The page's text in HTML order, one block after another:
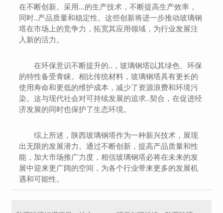
在不断创新。采用...的生产技术，不断提高生产效率，
同时..产品质量和稳定性。这些创新将进一步推动玻璃钢
塔在市场上的竞争力，拓宽其应用领域，为行业发展注
入新的活力。
在环保意识不断提升的..，玻璃钢塔以其绿色、环保
的特性备受青睐。相比传统材料，玻璃钢塔具有更长的
使用寿命和更低的维护成本，减少了资源浪费和环境污
染。这与现代社会对可持续发展的追求..契合，在促进经
济发展的同时也保护了生态环境。
综上所述，陕西玻璃钢塔作为一种新兴技术，展现
出无限的发展潜力。通过不断创新，提高产品质量和性
能，加大市场推广力度，相信玻璃钢塔必将在未来的发
展中迎来更广阔的空间，为各个行业带来更多的发展机
遇和可能性。